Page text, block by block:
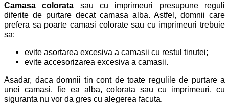
Camasa colorata sau cu imprimeuri presupune reguli
diferite de purtare decat camasa alba. Astfel, domnii care
prefera sa poarte camasi colorate sau cu imprimeuri trebuie
sa:
evite asortarea excesiva a camasii cu restul tinutei;
evite accesorizarea excesiva a camasii.
Asadar, daca domnii tin cont de toate regulile de purtare a
unei camasi, fie ea alba, colorata sau cu imprimeuri, cu
siguranta nu vor da gres cu alegerea facuta.